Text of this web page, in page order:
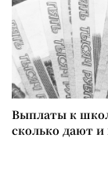
Выплаты к
сколько дают